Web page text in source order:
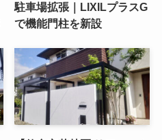
駐車場拡張｜LIXILプラスG
で機能門柱を新設